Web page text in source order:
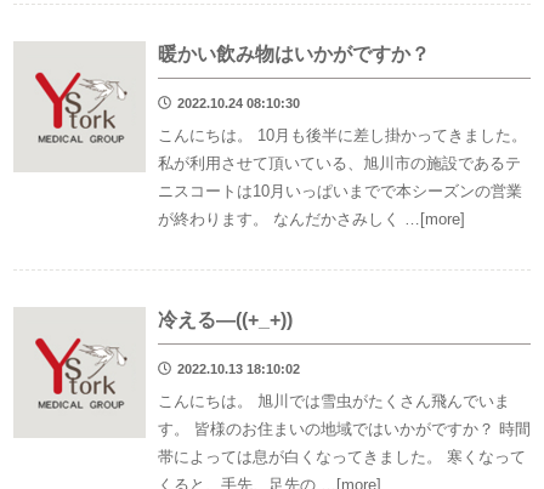
暖かい飲み物はいかがですか？
2022.10.24 08:10:30
こんにちは。 10月も後半に差し掛かってきました。
私が利用させて頂いている、旭川市の施設であるテ
ニスコートは10月いっぱいまでで本シーズンの営業
が終わります。 なんだかさみしく …[more]
冷える―((+_+))
2022.10.13 18:10:02
こんにちは。 旭川では雪虫がたくさん飛んでいま
す。 皆様のお住まいの地域ではいかがですか？ 時間
帯によっては息が白くなってきました。 寒くなって
くると、手先、足先の …[more]